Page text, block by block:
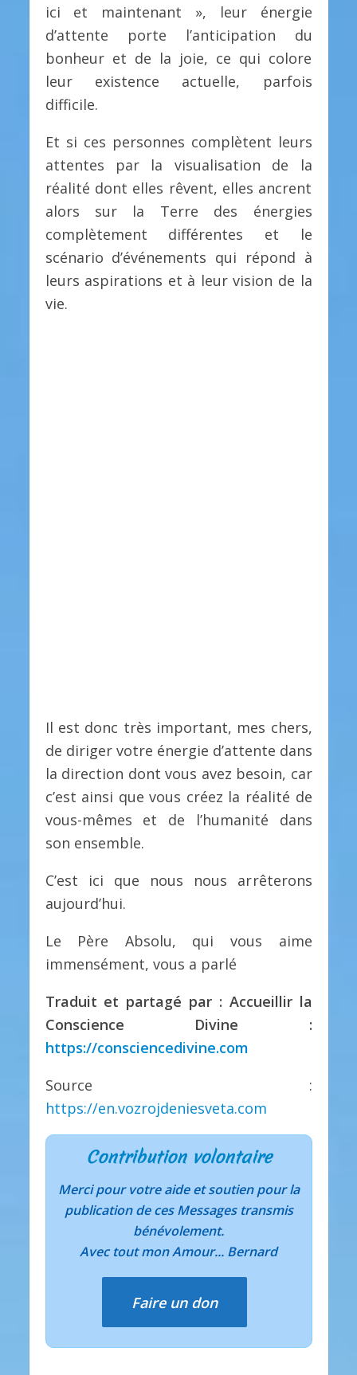
ici et maintenant », leur énergie
d’attente porte l’anticipation du
bonheur et de la joie, ce qui colore
leur existence actuelle, parfois
difficile.
Et si ces personnes complètent leurs
attentes par la visualisation de la
réalité dont elles rêvent, elles ancrent
alors sur la Terre des énergies
complètement différentes et le
scénario d’événements qui répond à
leurs aspirations et à leur vision de la
vie.
Il est donc très important, mes chers,
de diriger votre énergie d’attente dans
la direction dont vous avez besoin, car
c’est ainsi que vous créez la réalité de
vous-mêmes et de l’humanité dans
son ensemble.
C’est ici que nous nous arrêterons
aujourd’hui.
Le Père Absolu, qui vous aime
immensément, vous a parlé
Traduit et partagé par : Accueillir la
Conscience Divine :
https://consciencedivine.com
Source :
https://en.vozrojdeniesveta.com
Contribution volontaire
Merci pour votre aide et soutien pour la
publication de ces Messages transmis
bénévolement.
Avec tout mon Amour... Bernard
Faire un don